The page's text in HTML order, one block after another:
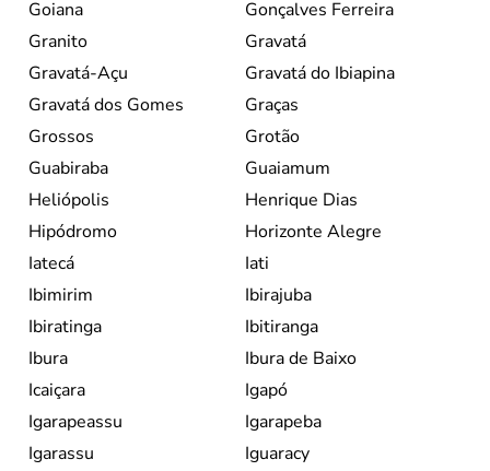
Goiana
Gonçalves Ferreira
Granito
Gravatá
Gravatá-Açu
Gravatá do Ibiapina
Gravatá dos Gomes
Graças
Grossos
Grotão
Guabiraba
Guaiamum
Heliópolis
Henrique Dias
Hipódromo
Horizonte Alegre
Iatecá
Iati
Ibimirim
Ibirajuba
Ibiratinga
Ibitiranga
Ibura
Ibura de Baixo
Icaiçara
Igapó
Igarapeassu
Igarapeba
Igarassu
Iguaracy